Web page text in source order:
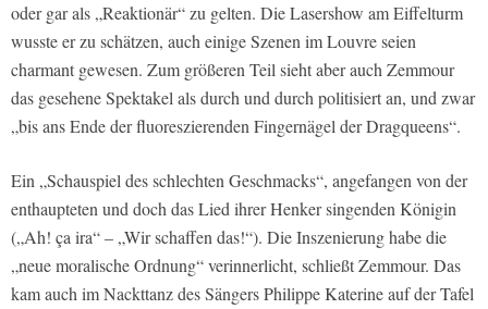
oder gar als „Reaktionär“ zu gelten. Die Lasershow am Eiffelturm
wusste er zu schätzen, auch einige Szenen im Louvre seien
charmant gewesen. Zum größeren Teil sieht aber auch Zemmour
das gesehene Spektakel als durch und durch politisiert an, und zwar
„bis ans Ende der fluoreszierenden Fingernägel der Dragqueens“.
Ein „Schauspiel des schlechten Geschmacks“, angefangen von der
enthaupteten und doch das Lied ihrer Henker singenden Königin
(„Ah! ça ira“ – „Wir schaffen das!“). Die Inszenierung habe die
„neue moralische Ordnung“ verinnerlicht, schließt Zemmour. Das
kam auch im Nackttanz des Sängers Philippe Katerine auf der Tafel